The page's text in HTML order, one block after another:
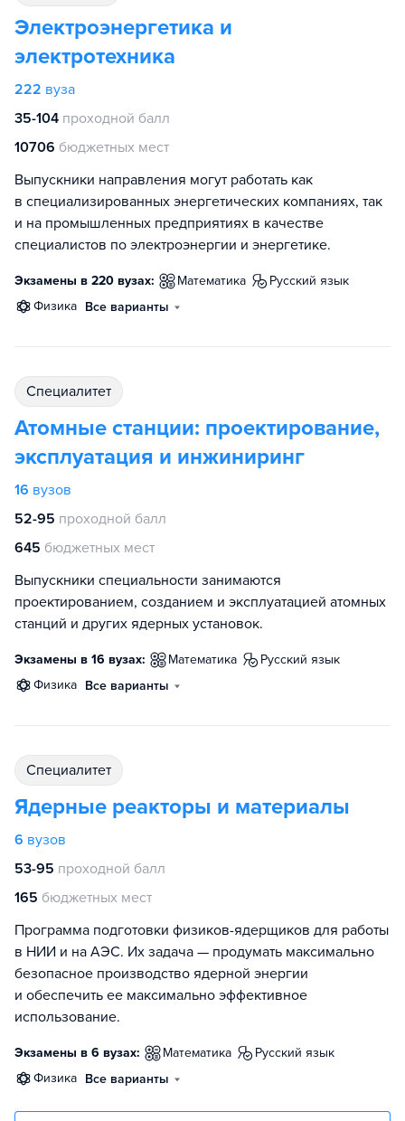
Электроэнергетика и
электротехника
222 вуза
35-104 проходной балл
10706 бюджетных мест
Выпускники направления могут работать как
в специализированных энергетических компаниях, так
и на промышленных предприятиях в качестве
специалистов по электроэнергии и энергетике.
Экзамены в 220 вузах: математика
русский язык
физика Все варианты
специалитет
Атомные станции: проектирование,
эксплуатация и инжиниринг
16 вузов
52-95 проходной балл
645 бюджетных мест
Выпускники специальности занимаются
проектированием, созданием и эксплуатацией атомных
станций и других ядерных установок.
Экзамены в 16 вузах: математика
русский язык
физика Все варианты
специалитет
Ядерные реакторы и материалы
6 вузов
53-95 проходной балл
165 бюджетных мест
Программа подготовки физиков-ядерщиков для работы
в НИИ и на АЭС. Их задача — продумать максимально
безопасное производство ядерной энергии
и обеспечить ее максимально эффективное
использование.
Экзамены в 6 вузах: математика
русский язык
физика Все варианты